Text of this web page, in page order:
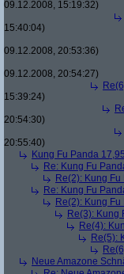
09.12.2008, 15:19:32)
15:40:04)
09.12.2008, 20:53:36)
09.12.2008, 20:54:27)
15:39:24)
20:54:30)
20:55:40)
Kung Fu Panda 17,95
Re: Kung Fu
Re(2): Kung
Re: Kung Fu
Re(2): Kung
Re(3): Kung
Re(4):
Re(5):
Neue Amazone